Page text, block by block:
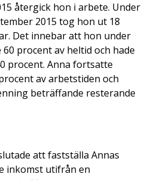
återgick hon i arbete. Under
2015 tog hon ut 18
Det innebar att hon under
procent av heltid och hade
procent. Anna fortsatte
av arbetstiden och
beträffande resterande
att fastställa Annas
inkomst utifrån en